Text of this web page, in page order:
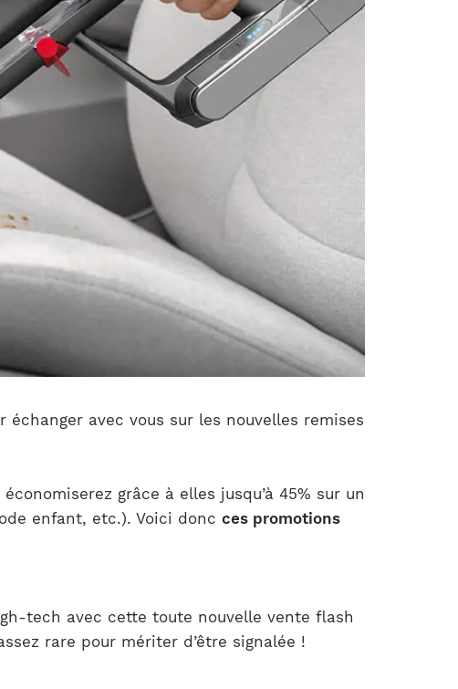
échanger avec vous sur les nouvelles remises
grâce à elles jusqu’à 45% sur un
enfant, etc.). Voici donc ces promotions
tech avec cette toute nouvelle vente flash
rare pour mériter d’être signalée !